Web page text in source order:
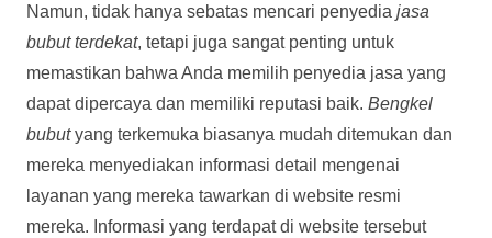
Namun, tidak hanya sebatas mencari penyedia jasa
bubut terdekat, tetapi juga sangat penting untuk
memastikan bahwa Anda memilih penyedia jasa yang
dapat dipercaya dan memiliki reputasi baik. Bengkel
bubutyang terkemuka biasanya mudah ditemukan dan
mereka menyediakan informasi detail mengenai
layanan yang mereka tawarkan di website resmi
mereka. Informasi yang terdapat di website tersebut